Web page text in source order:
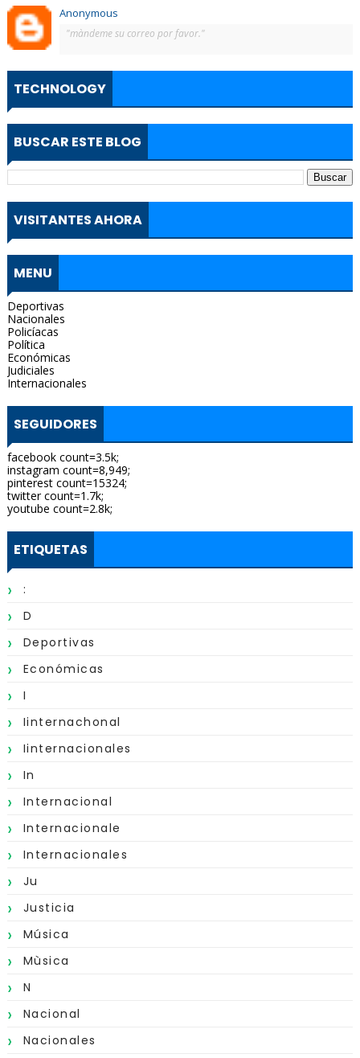
Anonymous
"màndeme su correo por favor."
TECHNOLOGY
BUSCAR ESTE BLOG
VISITANTES AHORA
MENU
Deportivas
Nacionales
Policíacas
Política
Económicas
Judiciales
Internacionales
SEGUIDORES
facebook count=3.5k;
instagram count=8,949;
pinterest count=15324;
twitter count=1.7k;
youtube count=2.8k;
ETIQUETAS
:
D
Deportivas
Económicas
I
Iinternachonal
Iinternacionales
In
Internacional
Internacionale
Internacionales
Ju
Justicia
Música
Mùsica
N
Nacional
Nacionales